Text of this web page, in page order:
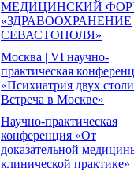
МЕДИЦИНСКИЙ
«ЗДРАВООХРАНЕНИЕ
СЕВАСТОПОЛЯ»
Москва | VI научно-
практическая
«Психиатрия двух
Встреча в Москве»
Научно-практическая
конференция «От
доказательной
клинической практике»